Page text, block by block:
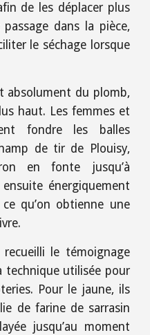
de les déplacer plus
dans la pièce,
le séchage lorsque
absolument du plomb,
haut. Les femmes et
fondre les balles
de tir de Plouisy,
en fonte jusqu’à
énergiquement
qu’on obtienne une
recueilli le témoignage
technique utilisée pour
Pour le jaune, ils
de farine de sarrasin
jusqu’au moment